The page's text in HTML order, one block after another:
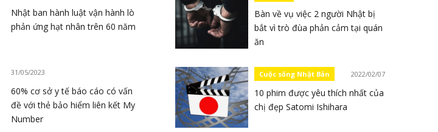
Nhật ban hành luật vận hành lò
phản ứng hạt nhân trên 60 năm
31/05/2023
60% cơ sở y tế báo cáo có vấn
đề với thẻ bảo hiểm liên kết My
Number
Bàn về vụ việc 2 người Nhật bị
bắt vì trò đùa phản cảm tại quán
ăn
Cuộc sống Nhật Bản 2022/02/07
10 phim được yêu thích nhất của
chị đẹp Satomi Ishihara